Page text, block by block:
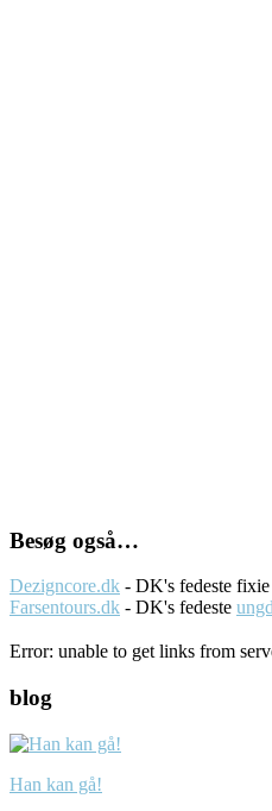
Besøg også…
Dezigncore.dk - DK's fedeste fixie
Farsentours.dk - DK's fedeste
Error: unable to get links from
blog
Han kan gå!